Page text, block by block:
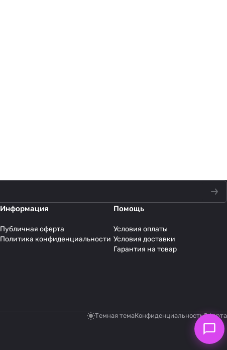
Информация
Публичная оферта
Политика конфиденциальности
Помощь
Условия оплаты
Условия доставки
Гарантия на товар
Темная темаКонфиденциальностьОферта